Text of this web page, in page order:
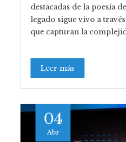
destacadas de la poesía
legado sigue vivo a
que capturan la
Leer más
04
Abr